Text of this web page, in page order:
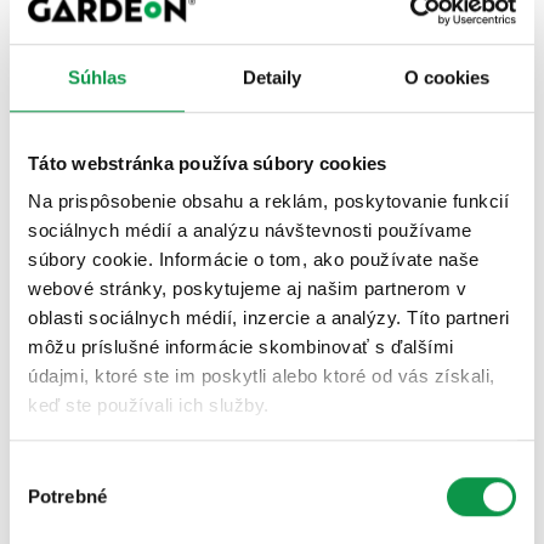
Súhlas Detaily O cookies
Táto webstránka používa súbory cookies
Na prispôsobenie obsahu a reklám, poskytovanie funkcií
sociálnych médií a analýzu návštevnosti používame
súbory cookie. Informácie o tom, ako používate naše
webové stránky, poskytujeme aj našim partnerom v
oblasti sociálnych médií, inzercie a analýzy. Títo partneri
môžu príslušné informácie skombinovať s ďalšími
údajmi, ktoré ste im poskytli alebo ktoré od vás získali,
keď ste používali ich služby.
súhlasu
Potrebné
nižšie náklady na vykurovanie aj chladenie
príjemnejšia klíma vo vnútri budovy
✓ Vyššia požiarna odolnosť
vyššia bezpečnosť stavby
splnenie náročnejších požiadaviek na moderné
objekty
✓ Možnosť minimálneho sklonu strechy
vhodné aj pre moderné haly a prístrešky
viac možností pri návrhu stavby
✓ Špičkové spracovanie